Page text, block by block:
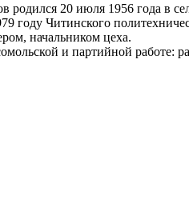
20 июля 1956 года в селе
Читинского
начальником цеха.
и партийной работе: